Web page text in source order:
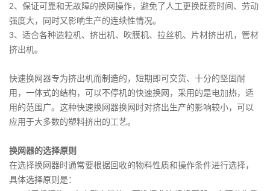
2、保证可靠和无故障的换网操作，避免了人工更换既费时间、劳动
强度大，同时又影响生产的连续性情况。
3、适合各种造粒机、挤出机、吹膜机、拉丝机、片材挤出机，管材
挤出机。
快速换网器专为挤出机而制造的，短期即可交货、十分的坚固耐
用，一体式的结构，可以不停机的快速换网，采用的是电加热，适
用的范围广。这种快速换网器换网时对挤出生产的影响较小，可以
应用于大多数的塑料挤出的工艺。
换网器的选择原则
在选择换网器时通常要根据回收的物料性质和操作条件进行选择，
具体选择原则是：